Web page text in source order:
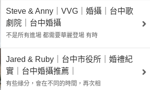
Steve & Anny｜VVG｜婚攝｜台中歌
劇院｜台中婚攝
不是所有進場 都需要華麗登場 有時
Jared & Ruby｜台中市役所｜婚禮紀
實｜台中婚攝推薦｜
有些緣分，會在不同的時間，再次相